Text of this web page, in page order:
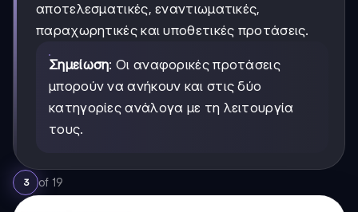
αποτελεσματικές, εναντιωματικές,
παραχωρητικές και υποθετικές προτάσεις.
Σημείωση: Οι αναφορικές προτάσεις
μπορούν να ανήκουν και στις δύο
κατηγορίες ανάλογα με τη λειτουργία
τους.
3 of 19